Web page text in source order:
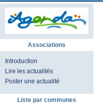
Associations
Introduction
Lire les actualités
Poster une actualité
Liste par communes